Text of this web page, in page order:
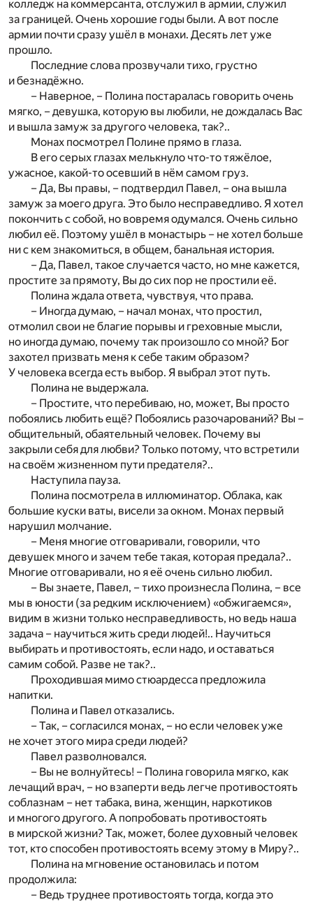
колледж на коммерсанта, отслужил в армии, служил
за границей. Очень хорошие годы были. А вот после
армии почти сразу ушёл в монахи. Десять лет уже
прошло.
Последние слова прозвучали тихо, грустно
и безнадёжно.
– Наверное, – Полина постаралась говорить очень
мягко, – девушка, которую вы любили, не дождалась Вас
и вышла замуж за другого человека, так?..
Монах посмотрел Полине прямо в глаза.
В его серых глазах мелькнуло что-то тяжёлое,
ужасное, какой-то осевший в нём самом груз.
– Да, Вы правы, – подтвердил Павел, – она вышла
замуж за моего друга. Это было несправедливо. Я хотел
покончить с собой, но вовремя одумался. Очень сильно
любил её. Поэтому ушёл в монастырь – не хотел больше
ни с кем знакомиться, в общем, банальная история.
– Да, Павел, такое случается часто, но мне кажется,
простите за прямоту, Вы до сих пор не простили её.
Полина ждала ответа, чувствуя, что права.
– Иногда думаю, – начал монах, что простил,
отмолил свои не благие порывы и греховные мысли,
но иногда думаю, почему так произошло со мной? Бог
захотел призвать меня к себе таким образом?
У человека всегда есть выбор. Я выбрал этот путь.
Полина не выдержала.
– Простите, что перебиваю, но, может, Вы просто
побоялись любить ещё? Побоялись разочарований? Вы –
общительный, обаятельный человек. Почему вы
закрыли себя для любви? Только потому, что встретили
на своём жизненном пути предателя?..
Наступила пауза.
Полина посмотрела в иллюминатор. Облака, как
большие куски ваты, висели за окном. Монах первый
нарушил молчание.
– Меня многие отговаривали, говорили, что
девушек много и зачем тебе такая, которая предала?..
Многие отговаривали, но я её очень сильно любил.
– Вы знаете, Павел, – тихо произнесла Полина, – все
мы в юности (за редким исключением) «обжигаемся»,
видим в жизни только несправедливость, но ведь наша
задача – научиться жить среди людей!.. Научиться
выбирать и противостоять, если надо, и оставаться
самим собой. Разве не так?..
Проходившая мимо стюардесса предложила
напитки.
Полина и Павел отказались.
– Так, – согласился монах, – но если человек уже
не хочет этого мира среди людей?
Павел разволновался.
– Вы не волнуйтесь! – Полина говорила мягко, как
лечащий врач, – но взаперти ведь легче противостоять
соблазнам – нет табака, вина, женщин, наркотиков
и многого другого. А попробовать противостоять
в мирской жизни? Так, может, более духовный человек
тот, кто способен противостоять всему этому в Миру?..
Полина на мгновение остановилась и потом
продолжила:
– Ведь труднее противостоять тогда, когда это